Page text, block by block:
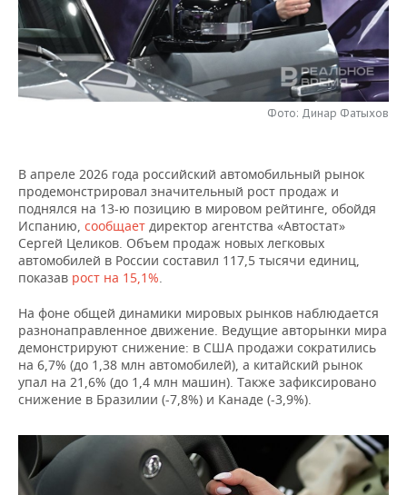
НЕФТЕХИМИЯ
НЕФТЬ
ОПК
РОЗНИЧНАЯ ТОРГОВЛЯ
ТРАНСПОРТ
НОВОСТИ ТЕХНОЛОГИЙ
IT
МЕРОПРИЯТИЯ
НОВОСТИ МЕРОПРИЯТИЙ
ONLINE-КОНФЕРЕНЦИИ
ОТКРЫТАЯ ЛЕКЦИЯ
СПОРТ
ХОККЕЙ
БАСКЕТБОЛ
ВОЛЕЙБОЛ
КИБЕРСПОРТ
ФИГУРНОЕ КАТАНИЕ
ВОДНЫЕ ВИДЫ СПОРТА
ХОККЕЙ С МЯЧОМ
ВЛАСТЬ
ИНФРАСТРУКТУРА
ИСТОРИЯ
КУЛЬТУРА
МЕДИЦИНА
ОБРАЗОВАНИЕ
ПРОИСШЕСТВИЯ
СЮЖЕТЫ
СПРАВОЧНИК
СПИСОК ПЕРСОН
СПИСОК КОМПАНИЙ
ПОЛНАЯ ВЕРСИЯ
Фото: Динар Фатыхов
В апреле 2026 года российский автомобильный рынок
продемонстрировал значительный рост продаж и
поднялся на 13-ю позицию в мировом рейтинге, обойдя
Испанию, сообщает директор агентства «Автостат»
Сергей Целиков. Объем продаж новых легковых
автомобилей в России составил 117,5 тысячи единиц,
показав рост на 15,1%
На фоне общей динамики мировых рынков наблюдается
разнонаправленное движение. Ведущие авторынки мира
демонстрируют снижение: в США продажи сократились
на 6,7% (до 1,38 млн автомобилей), а китайский рынок
упал на 21,6% (до 1,4 млн машин). Также зафиксировано
снижение в Бразилии (-7,8%) и Канаде (-3,9%).